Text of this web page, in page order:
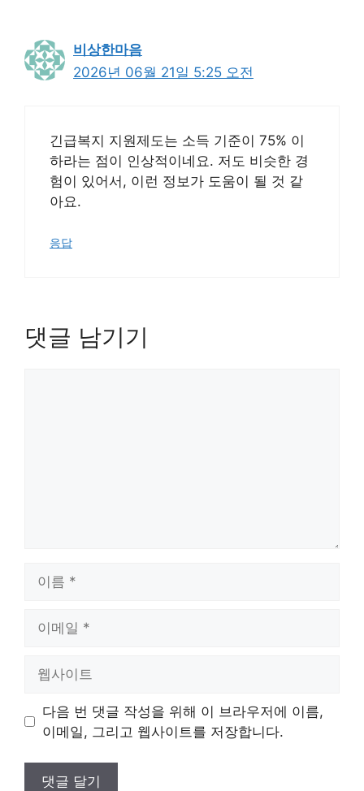
비상한마음
2026년 06월 21일 5:25 오전
긴급복지 지원제도는 소득 기준이 75% 이
하라는 점이 인상적이네요. 저도 비슷한 경
험이 있어서, 이런 정보가 도움이 될 것 같
아요.
응답
댓글 남기기
트
다음 번 댓글 작성을 위해 이 브라우저에 이름,
이메일, 그리고 웹사이트를 저장합니다.